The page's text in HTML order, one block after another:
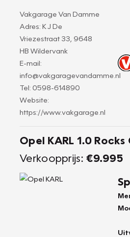
Vakgarage Van Damme
Adres: K J De
Vriezestraat 33, 9648
HB Wildervank
E-mail:
info@vakgaragevandamme.nl
Tel: 0598-614890
Website:
https://www.vakgarage.nl
Opel KARL 1.0 Rocks
Verkoopprijs: €9.995